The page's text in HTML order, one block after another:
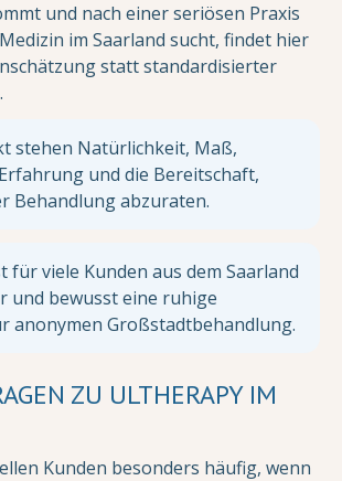
und nach einer seriösen Praxis
im Saarland sucht, findet hier
statt standardisierter
stehen Natürlichkeit, Maß,
und die Bereitschaft,
Behandlung abzuraten.
für viele Kunden aus dem Saarland
und bewusst eine ruhige
anonymen Großstadtbehandlung.
ZU ULTHERAPY IM
Kunden besonders häufig, wenn